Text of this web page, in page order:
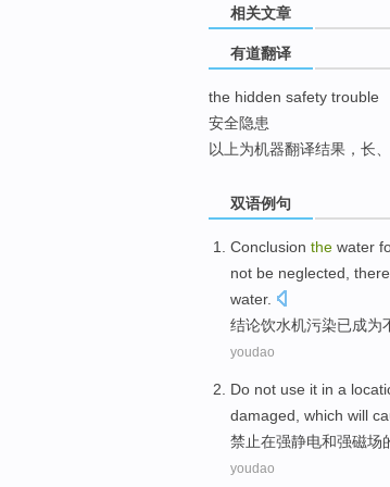
相关文章
有道翻译
the hidden safety trouble
安全隐患
以上为机器翻译结果，长
双语例句
Conclusion the water
not be neglected there
water.
结论饮水机污染已成为
youdao
Do not use it in a
damaged which will
禁止在强静电和强磁场
youdao